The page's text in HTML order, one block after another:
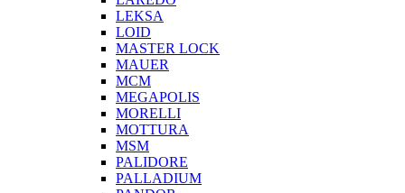
LEKSA
LOID
MASTER LOCK
MAUER
MCM
MEGAPOLIS
MORELLI
MOTTURA
MSM
PALIDORE
PALLADIUM